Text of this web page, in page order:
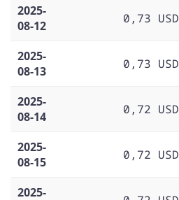
2025-
08-12
0,73 USD
2025-
08-13
0,73 USD
2025-
08-14
0,72 USD
2025-
08-15
0,72 USD
2025-